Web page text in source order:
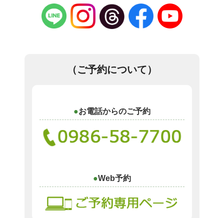
（ご予約について）
お電話からのご予約
Web予約